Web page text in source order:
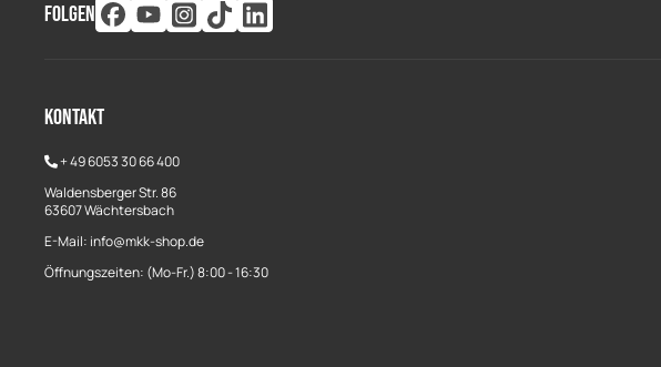
FOLGEN
Kontakt
+49 6053 30 66 400
Waldensberger Str. 86
63607 Wächtersbach
E-Mail: info@mkk-shop.de
Öffnungszeiten: (Mo-Fr.) 8:00 - 16:30